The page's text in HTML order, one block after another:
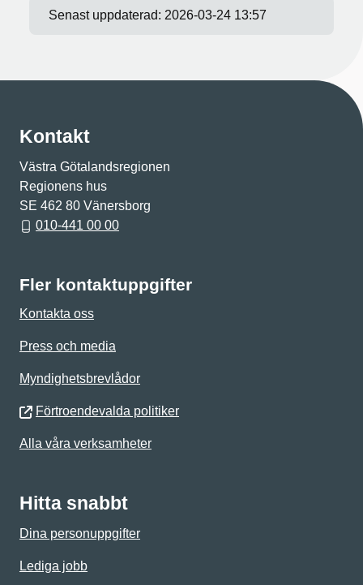
Senast uppdaterad: 2026-03-24 13:57
Kontakt
Västra Götalandsregionen
Regionens hus
SE 462 80 Vänersborg
010-441 00 00
Fler kontaktuppgifter
Kontakta oss
Press och media
Myndighetsbrevlådor
Förtroendevalda politiker
Alla våra verksamheter
Hitta snabbt
Dina personuppgifter
Lediga jobb